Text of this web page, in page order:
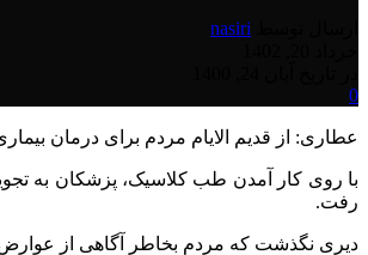
nasiri
0
عطاری: از قدیم الایام مردم برای درمان
با روی کار آمدن طب کلاسیک، پزشکان به
رفت.
دیری نگذشت که مردم بخاطر آگاهی از عوارض